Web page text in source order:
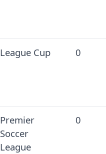
League Cup 0
Premier
Soccer
League
0